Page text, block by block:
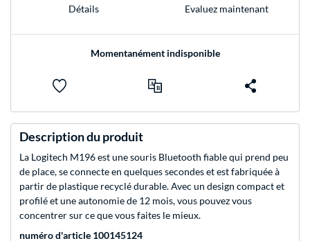
Détails Evaluez maintenant
Momentanément indisponible
Description du produit
La Logitech M196 est une souris Bluetooth fiable qui prend peu
de place, se connecte en quelques secondes et est fabriquée à
partir de plastique recyclé durable. Avec un design compact et
profilé et une autonomie de 12 mois, vous pouvez vous
concentrer sur ce que vous faites le mieux.
numéro d'article 100145124